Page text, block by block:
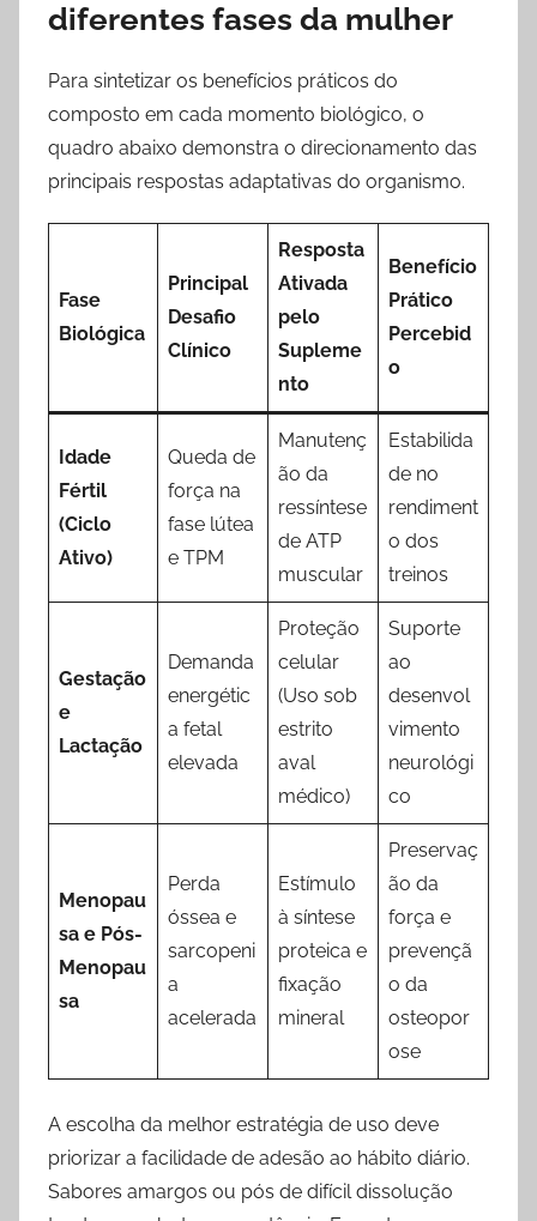
diferentes fases da mulher
Para sintetizar os benefícios práticos do
composto em cada momento biológico, o
quadro abaixo demonstra o direcionamento das
principais respostas adaptativas do organismo.
Fase
Biológica
Principal
Desafio
Clínico
Resposta
Ativada
pelo
Supleme
nto
Benefício
Prático
Percebid
o
Idade
Fértil
(Ciclo
Ativo)
Queda de
força na
fase lútea
e TPM
Manutenç
ão da
ressíntese
de ATP
muscular
Estabilida
de no
rendiment
o dos
treinos
Gestação
e
Lactação
Demanda
energétic
a fetal
elevada
Proteção
celular
(Uso sob
estrito
aval
médico)
Suporte
ao
desenvol
vimento
neurológi
co
Menopau
sa e Pós-
Menopau
sa
Perda
óssea e
sarcopeni
a
acelerada
Estímulo
à síntese
proteica e
fixação
mineral
Preservaç
ão da
força e
prevençã
o da
osteopor
ose
A escolha da melhor estratégia de uso deve
priorizar a facilidade de adesão ao hábito diário.
Sabores amargos ou pós de difícil dissolução